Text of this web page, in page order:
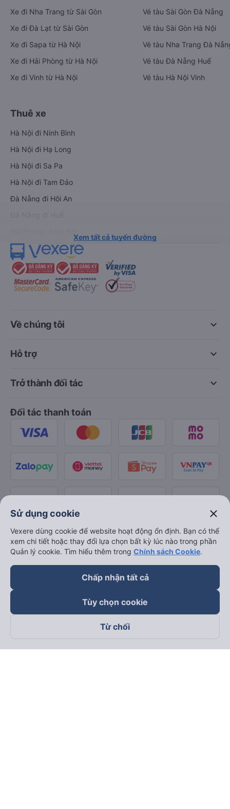
Xe đi Nha Trang từ Sài Gòn
Xe đi Đà Lạt từ Sài Gòn
Xe đi Sapa từ Hà Nội
Xe đi Hải Phòng từ Hà Nội
Xe đi Vinh từ Hà Nội
Vé tàu Sài Gòn Đà Nẵng
Vé tàu Sài Gòn Hà Nội
Vé tàu Nha Trang Đà
Vé tàu Đà Nẵng Huế
Vé tàu Hà Nội Vinh
Thuê xe
Hà Nội đi Ninh Bình
Hà Nội đi Hạ Long
Hà Nội đi Sa Pa
Hà Nội đi Tam Đảo
Đà Nẵng đi Hội An
Xem tất cả tuyến đường
keyboard_arrow_down
Về chúng tôi
keyboard_arrow_down
Hỗ trợ
keyboard_arrow_down
Trở thành đối tác
Đối tác thanh toán
Theo dõi chúng tôi trên
Sử dụng cookie close
Vexere dùng cookie để website hoạt động ổn định. Bạn có thể
xem chi tiết hoặc thay đổi lựa chọn bất kỳ lúc nào trong phần
Quản lý cookie. Tìm hiểu thêm trong Chính sách Cookie.
Chấp nhận tất cả
Tùy chọn cookie
Từ chối